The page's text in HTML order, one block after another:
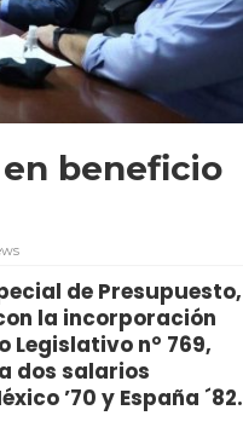
beneficio
de Presupuesto,
la incorporación
n° 769,
dos salarios
’70 y España ´82.